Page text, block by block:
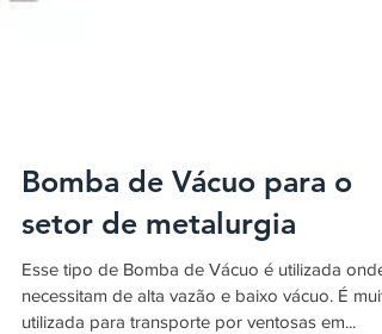
Bomba de Vácuo para o
setor de metalurgia
Esse tipo de Bomba de Vácuo é utilizada onde